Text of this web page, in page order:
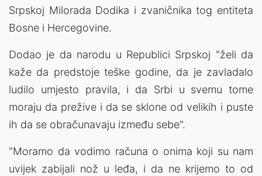
Srpskoj Milorada Dodika i zvaničnika tog entiteta
Bosne i Hercegovine.
Dodao je da narodu u Republici Srpskoj "želi da
kaže da predstoje teške godine, da je zavladalo
ludilo umjesto pravila, i da Srbi u svemu tome
moraju da prežive i da se sklone od velikih i puste
ih da se obračunavaju između sebe".
"Moramo da vodimo računa o onima koji su nam
uvijek zabijali nož u leđa, i da ne krijemo to od